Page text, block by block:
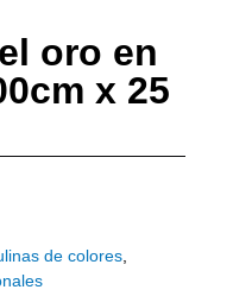
oro en
x 25
de colores